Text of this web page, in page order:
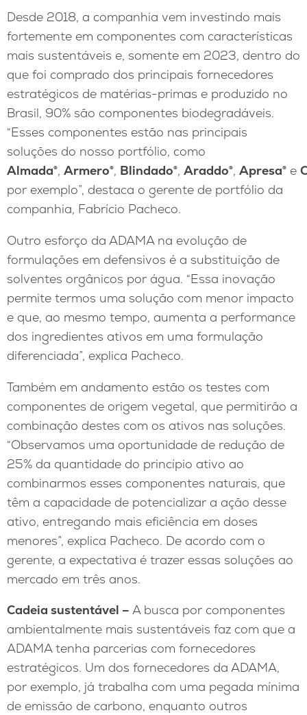
Desde 2018, a companhia vem investindo mais
fortemente em componentes com características
mais sustentáveis e, somente em 2023, dentro do
que foi comprado dos principais fornecedores
estratégicos de matérias-primas e produzido no
Brasil, 90% são componentes biodegradáveis.
“Esses componentes estão nas principais
soluções do nosso portfólio, como
Almada®, Armero®, Blindado®, Araddo®, Apresa® e
por exemplo”, destaca o gerente de portfólio da
companhia, Fabrício Pacheco.
Outro esforço da ADAMA na evolução de
formulações em defensivos é a substituição de
solventes orgânicos por água. “Essa inovação
permite termos uma solução com menor impacto
e que, ao mesmo tempo, aumenta a performance
dos ingredientes ativos em uma formulação
diferenciada”, explica Pacheco.
Também em andamento estão os testes com
componentes de origem vegetal, que permitirão a
combinação destes com os ativos nas soluções.
“Observamos uma oportunidade de redução de
25% da quantidade do princípio ativo ao
combinarmos esses componentes naturais, que
têm a capacidade de potencializar a ação desse
ativo, entregando mais eficiência em doses
menores”, explica Pacheco. De acordo com o
gerente, a expectativa é trazer essas soluções ao
mercado em três anos.
Cadeia sustentável – A busca por componentes
ambientalmente mais sustentáveis faz com que a
ADAMA tenha parcerias com fornecedores
estratégicos. Um dos fornecedores da ADAMA,
por exemplo, já trabalha com uma pegada mínima
de emissão de carbono, enquanto outros